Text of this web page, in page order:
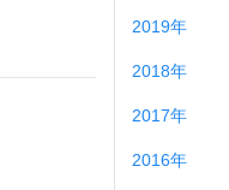
2019年
2018年
2017年
2016年